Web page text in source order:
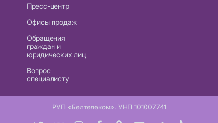
Пресс-центр
Офисы продаж
Обращения
граждан и
юридических лиц
Вопрос
специалисту
РУП «Белтелеком». УНП 101007741